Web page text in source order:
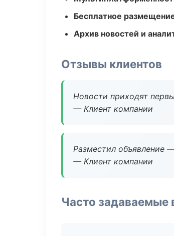
Бесплатное
Архив новостей и
Отзывы клиентов
Новости приходят
— Клиент компании
Разместил объявление
— Клиент компании
Часто задаваемые